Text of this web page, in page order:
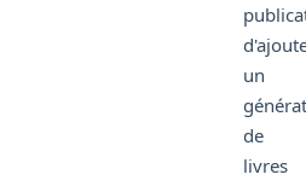
un
de
livres